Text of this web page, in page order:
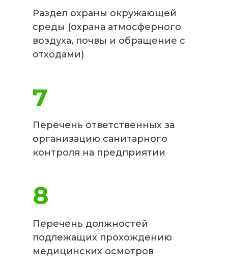
Раздел охраны окружающей
среды (охрана атмосферного
воздуха, почвы и обращение с
отходами)
7
Перечень ответственных за
организацию санитарного
контроля на предприятии
8
Перечень должностей
подлежащих прохождению
медицинских осмотров